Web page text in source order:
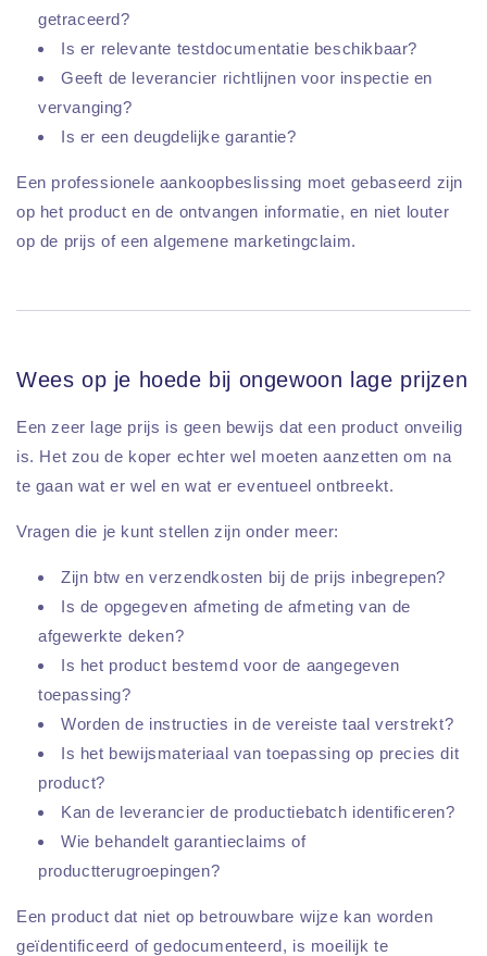
getraceerd?
Is er relevante testdocumentatie beschikbaar?
Geeft de leverancier richtlijnen voor inspectie en
vervanging?
Is er een deugdelijke garantie?
Een professionele aankoopbeslissing moet gebaseerd zijn
op het product en de ontvangen informatie, en niet louter
op de prijs of een algemene marketingclaim.
Wees op je hoede bij ongewoon lage prijzen
Een zeer lage prijs is geen bewijs dat een product onveilig
is. Het zou de koper echter wel moeten aanzetten om na
te gaan wat er wel en wat er eventueel ontbreekt.
Vragen die je kunt stellen zijn onder meer:
Zijn btw en verzendkosten bij de prijs inbegrepen?
Is de opgegeven afmeting de afmeting van de
afgewerkte deken?
Is het product bestemd voor de aangegeven
toepassing?
Worden de instructies in de vereiste taal verstrekt?
Is het bewijsmateriaal van toepassing op precies dit
product?
Kan de leverancier de productiebatch identificeren?
Wie behandelt garantieclaims of
productterugroepingen?
Een product dat niet op betrouwbare wijze kan worden
geïdentificeerd of gedocumenteerd, is moeilijk te